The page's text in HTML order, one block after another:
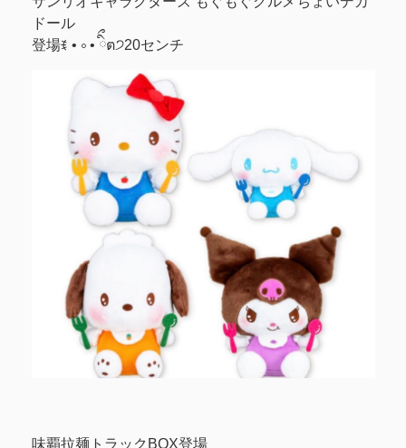
ドール
登場ꉂ • ༚ • ིྀต੭20センチ
味覇拉麺トラックBOX登場